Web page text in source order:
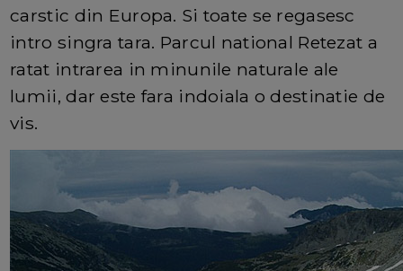
carstic din Europa. Si toate se regasesc
intro singra tara. Parcul national Retezat a
ratat intrarea in minunile naturale ale
lumii, dar este fara indoiala o destinatie de
vis.